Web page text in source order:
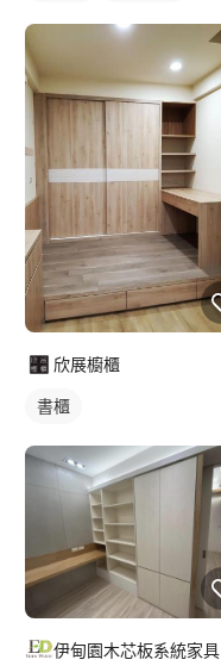
欣展櫥櫃
書櫃
伊甸園木芯板系統家具